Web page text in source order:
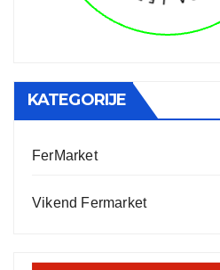
KATEGORIJE
FerMarket
Vikend Fermarket